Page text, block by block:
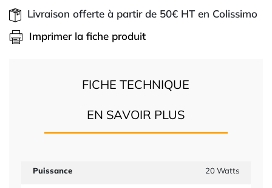
Livraison offerte à partir de 50€ HT en Colissimo
Imprimer la fiche produit
FICHE TECHNIQUE
EN SAVOIR PLUS
Puissance 20 Watts